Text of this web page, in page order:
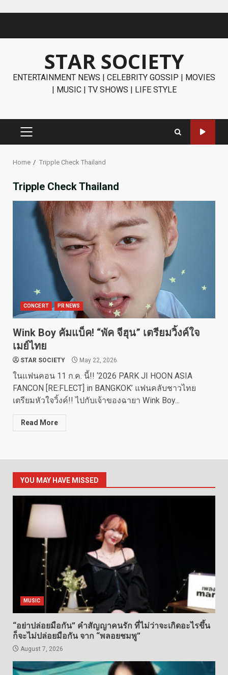
STAR SOCIETY
ENTERTAINMENT NEWS | CELEBRITY GOSSIP | MOVIES
| MUSIC | TV SHOWS | LIFE STYLE
PRIMARY
Home Tripple Check Thailand
Tripple Check Thailand
CONCERT PR NEWS
Wink Boy คัมแบ็ค! “พัค จีฮุน” เตรียมวิ้งค์ใจ
เมย์ไทย
STAR SOCIETY May 22, 2026
ในแฟนคอน 11 ก.ค. นี้!! ‘2026 PARK JI HOON ASIA
FANCON [RE:FLECT] in BANGKOK’ แฟนคลับชาวไทย
เตรียมหัวใจวิ้งค์!! ไปกับเจ้าของฉายา Wink Boy...
Read More
YOU MAY HAVE MISSED
MUSIC
“อย่าปล่อยมือกัน” คำสัญญาคนรัก ที่ไม่ว่าจะเกิดอะไรขึ้น
ก็จะไม่ปล่อยมือกัน จาก “พลอยชมพู”
August 7, 2026